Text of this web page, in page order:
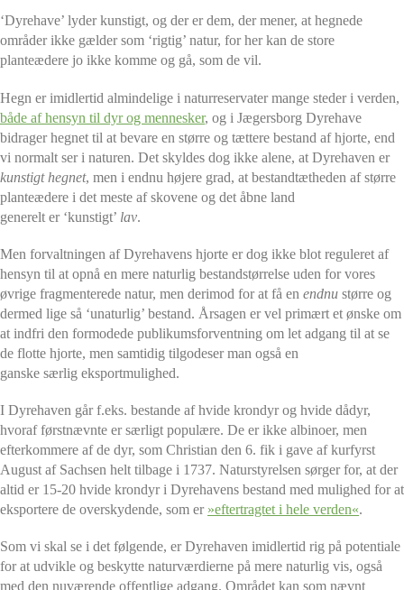
‘Dyrehave’ lyder kunstigt, og der er dem, der mener, at hegnede
områder ikke gælder som ‘rigtig’ natur, for her kan de store
planteædere jo ikke komme og gå, som de vil.
Hegn er imidlertid almindelige i naturreservater mange steder i verden,
både af hensyn til dyr og mennesker, og i Jægersborg Dyrehave
bidrager hegnet til at bevare en større og tættere bestand af hjorte, end
vi normalt ser i naturen. Det skyldes dog ikke alene, at Dyrehaven er
kunstigt hegnet, men i endnu højere grad, at bestandtætheden af større
planteædere i det meste af skovene og det åbne land
generelt er ‘kunstigt’ lav.
Men forvaltningen af Dyrehavens hjorte er dog ikke blot reguleret af
hensyn til at opnå en mere naturlig bestandstørrelse uden for vores
øvrige fragmenterede natur, men derimod for at få en endnu større og
dermed lige så ‘unaturlig’ bestand. Årsagen er vel primært et ønske om
at indfri den formodede publikumsforventning om let adgang til at se
de flotte hjorte, men samtidig tilgodeser man også en
ganske særlig eksportmulighed.
I Dyrehaven går f.eks. bestande af hvide krondyr og hvide dådyr,
hvoraf førstnævnte er særligt populære. De er ikke albinoer, men
efterkommere af de dyr, som Christian den 6. fik i gave af kurfyrst
August af Sachsen helt tilbage i 1737. Naturstyrelsen sørgerfor, at der
altid er 15-20 hvide krondyr i Dyrehavens bestand med mulighed for at
eksportere de overskydende, som er »eftertragtet i hele verden«.
Som vi skal se i det følgende, er Dyrehaven imidlertid rig på potentiale
for at udvikle og beskytte naturværdierne på mere naturlig vis, også
med den nuværende offentlige adgang. Området kan som nævnt